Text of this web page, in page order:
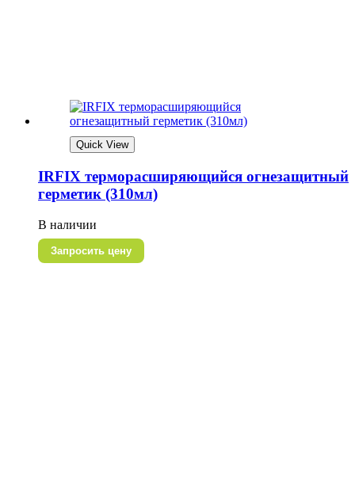
Quick View
IRFIX терморасширяющийся огнезащитный
герметик (310мл)
В наличии
Запросить цену